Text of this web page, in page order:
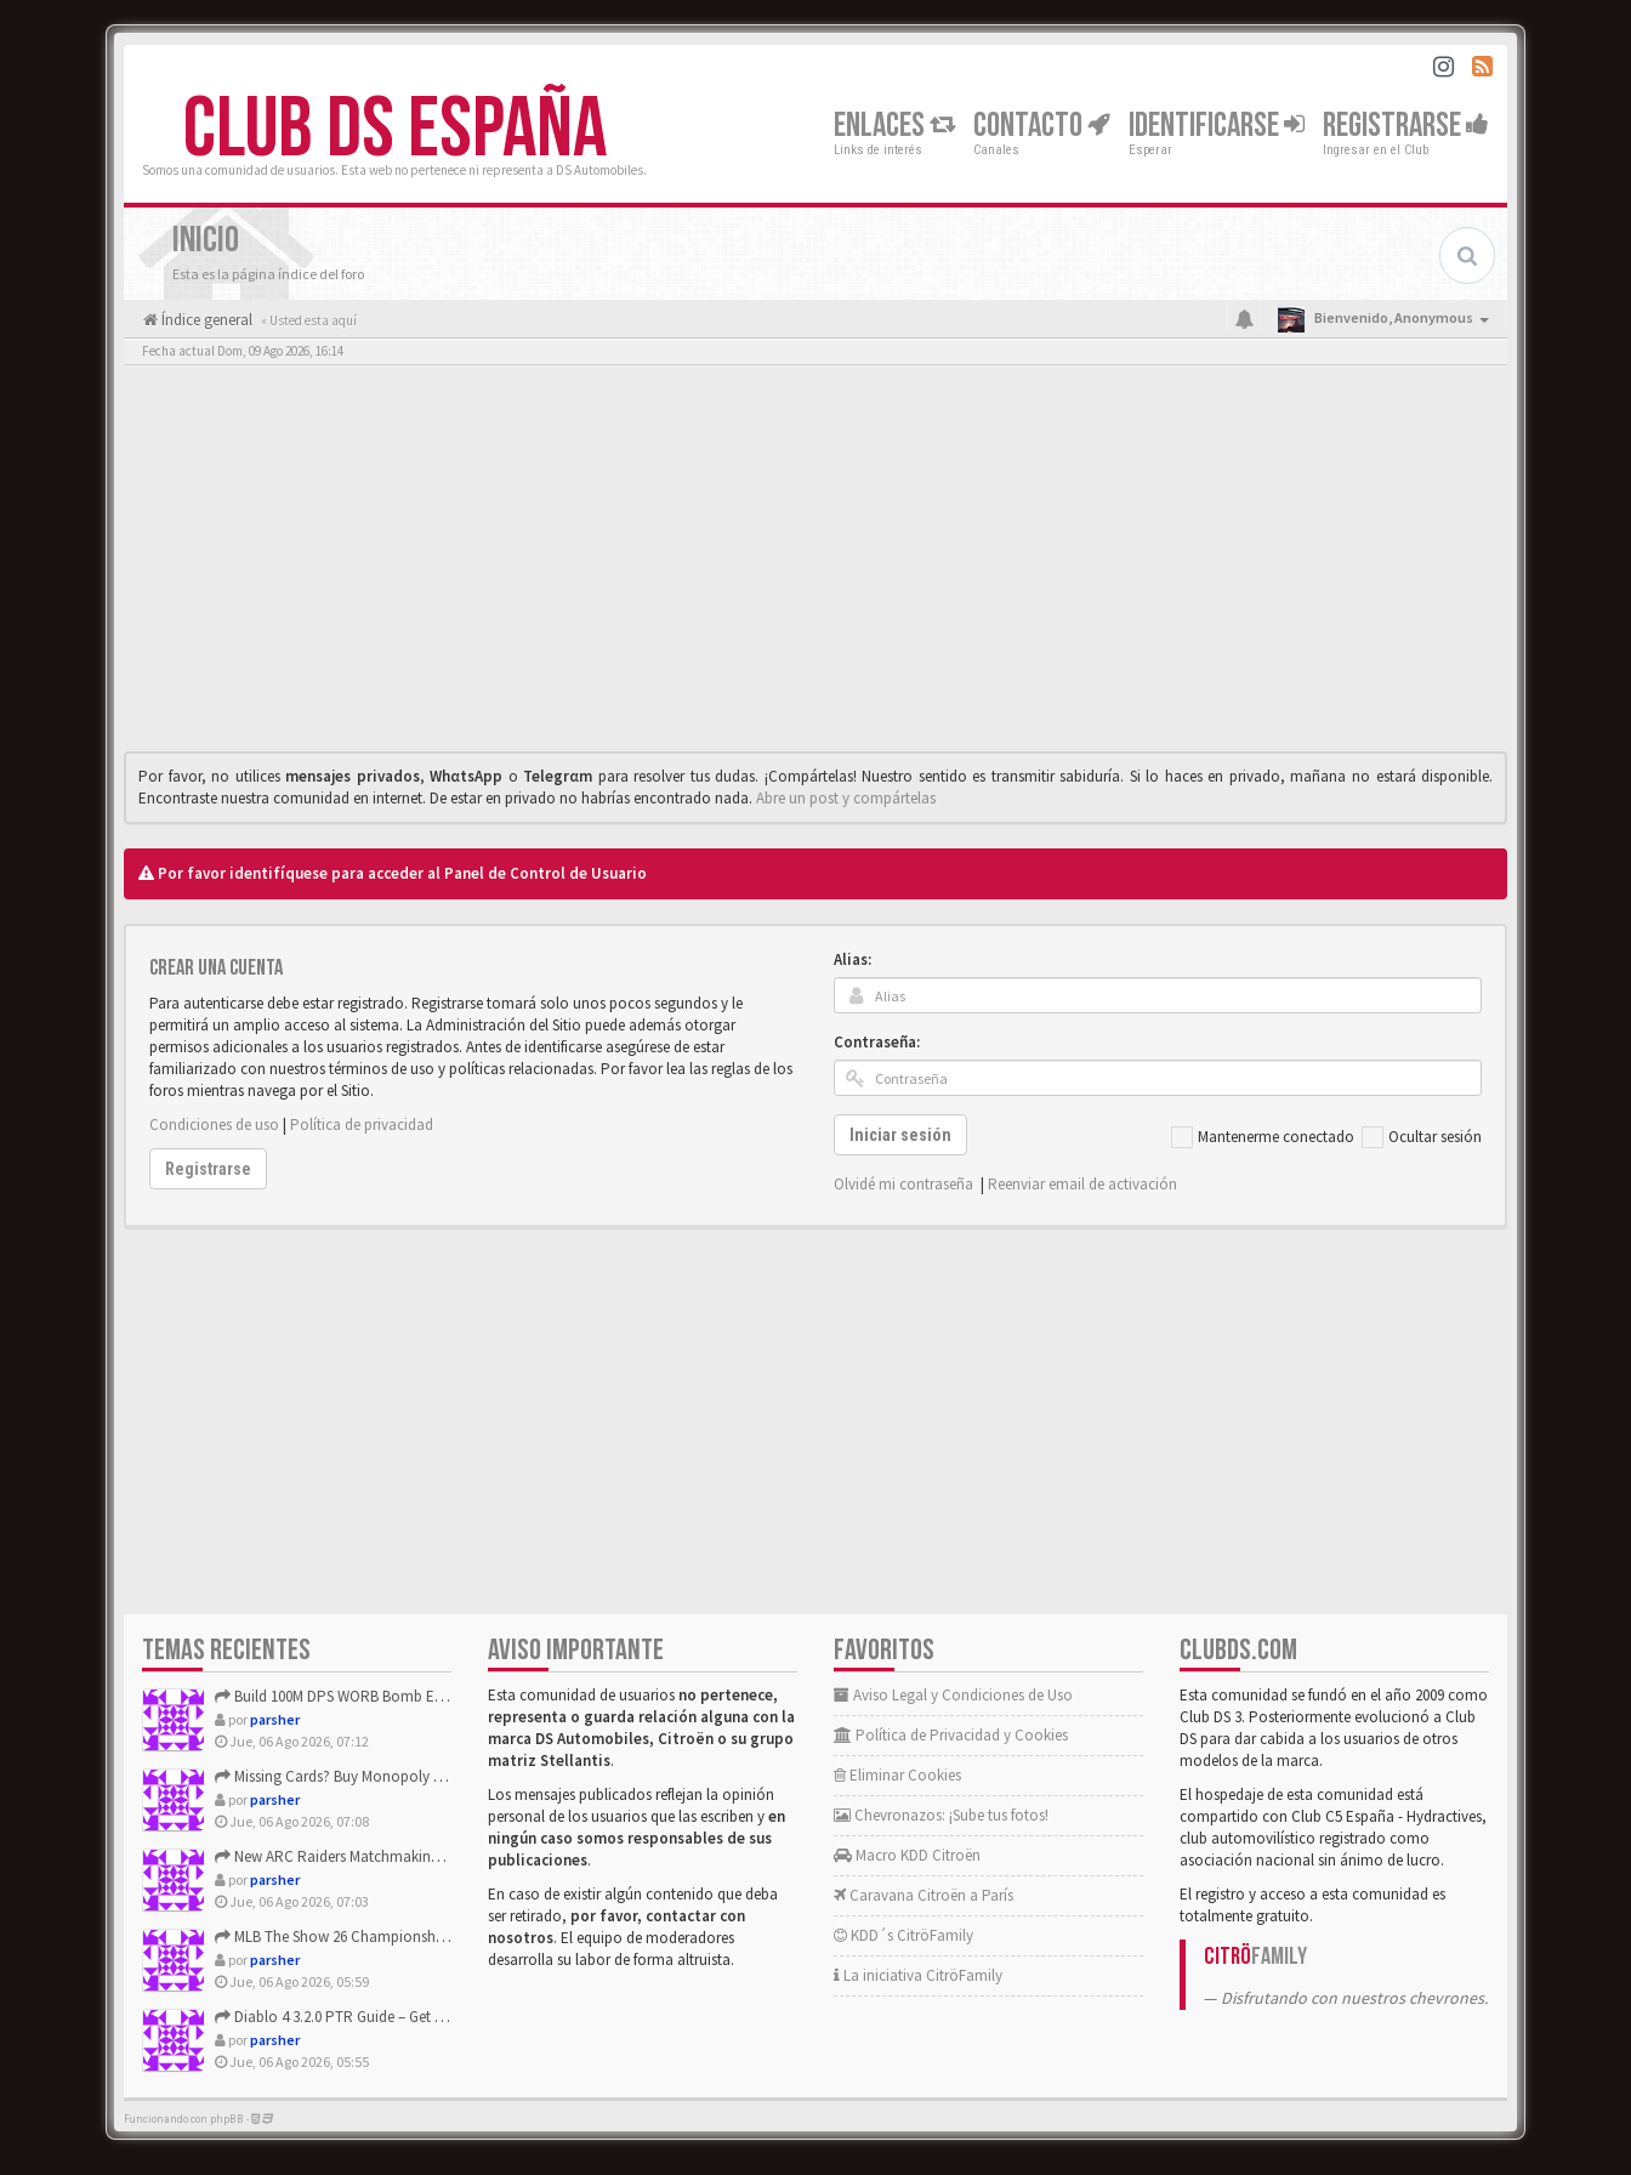
CLUB DS ESPAÑA
Somos una comunidad de usuarios. Esta web no pertenece ni representa a DS Automobiles.
ENLACES
Links de interés
CONTACTO
Canales
IDENTIFICARSE
Esperar
REGISTRARSE
Ingresar en el Club
INICIO
Esta es la página índice del foro
Índice general « Usted esta aquí Bienvenido,Anonymous
Fecha actual Dom, 09 Ago 2026, 16:14
Por favor, no utilices mensajes privados,WhαtsApp o Telegrαm para resolver tus dudas. ¡Compártelas! Nuestro sentido es transmitir sabiduría. Si lo haces en privado, mañana no estará disponible.
Encontraste nuestra comunidad en internet. De estar en privado no habrías encontrado nada. Abre un post y compártelas
Por favor identifíquese para acceder al Panel de Control de Usuario
Crear una cuenta
Para autenticarse debe estar registrado. Registrarse tomará solo unos pocos segundos y le
permitirá un amplio acceso al sistema. La Administración del Sitio puede además otorgar
permisos adicionales a los usuarios registrados. Antes de identificarse asegúrese de estar
familiarizado con nuestros términos de uso y políticas relacionadas. Por favor lea las reglas de los
foros mientras navega por el Sitio.
Condiciones de uso | Política de privacidad
Registrarse
Alias:
Contraseña:
Mantenerme conectado Ocultar sesión
Iniciar sesión
Olvidé mi contraseña | Reenviar email de activación
TEMAS RECIENTES
Build 100M DPS WORB Bomb Elementalist Fast - Grab POE Curren...
porparsher
Jue, 06 Ago 2026, 07:12
Missing Cards? Buy Monopoly Go Happy Harvest with Looney Tun...
porparsher
Jue, 06 Ago 2026, 07:08
New ARC Raiders Matchmaking Update: Stop Failed - Grab Bluep...
porparsher
Jue, 06 Ago 2026, 07:03
MLB The Show 26 Championship Series Update! Get Cheap & ...
porparsher
Jue, 06 Ago 2026, 05:59
Diablo 4 3.2.0 PTR Guide – Get 8% Off Items Quickly to Test ...
porparsher
Jue, 06 Ago 2026, 05:55
AVISO IMPORTANTE
Esta comunidad de usuarios no pertenece,
representa o guarda relación alguna con la
marca DS Automobiles, Citroën o su grupo
matriz Stellantis.
Los mensajes publicados reflejan la opinión
personal de los usuarios que las escriben yen
ningún caso somos responsables de sus
publicaciones.
En caso de existir algún contenido que deba
ser retirado, por favor, contactar con
nosotros. El equipo de moderadores
desarrolla su labor de forma altruista.
FAVORITOS
Aviso Legal y Condiciones de Uso
Política de Privacidad y Cookies
Eliminar Cookies
Chevronazos: ¡Sube tus fotos!
Macro KDD Citroën
Caravana Citroën a París
KDD´s CitröFamily
La iniciativa CitröFamily
CLUBDS.COM
Esta comunidad se fundó en el año 2009 como
Club DS 3. Posteriormente evolucionó a Club
DS para dar cabida a los usuarios de otros
modelos de la marca.
El hospedaje de esta comunidad está
compartido con Club C5 España - Hydractives,
club automovilístico registrado como
asociación nacional sin ánimo de lucro.
El registro y acceso a esta comunidad es
totalmente gratuito.
CitröFamily
Disfrutando con nuestros chevrones.
Funcionando con phpBB -